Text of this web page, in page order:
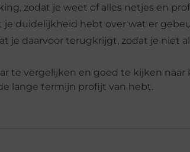
zodat je weet of alles netjes en
je duidelijkheid hebt over wat er
je daarvoor terugkrijgt, zodat je niet
te vergelijken en goed te kijken naar
lange termijn profijt van hebt.